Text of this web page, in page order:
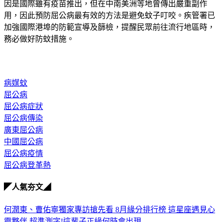
因是國際雖有疫苗推出，但在中南美洲等地曾傳出嚴重副作
用，因此預防屈公病最有效的方法是避免蚊子叮咬。疾管署已
加強國際港埠的防範宣導及篩檢，提醒民眾前往流行地區時，
務必做好防蚊措施。
病媒蚊
屈公病
屈公病症狀
屈公病傳染
廣東屈公病
中國屈公病
屈公病疫情
屈公病登革熱
◤人氣夯文◢
何潤東、曹佑寧獨家專訪搶先看 8月緣分排行榜 這星座遇見心